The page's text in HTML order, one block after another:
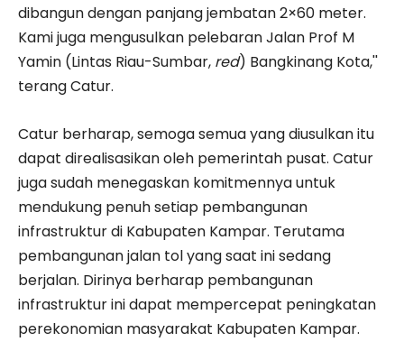
dibangun dengan panjang jembatan 2×60 meter.
Kami juga mengusulkan pelebaran Jalan Prof M
Yamin (Lintas Riau-Sumbar, red) Bangkinang Kota,''
terang Catur.
Catur berharap, semoga semua yang diusulkan itu
dapat direalisasikan oleh pemerintah pusat. Catur
juga sudah menegaskan komitmennya untuk
mendukung penuh setiap pembangunan
infrastruktur di Kabupaten Kampar. Terutama
pembangunan jalan tol yang saat ini sedang
berjalan. Dirinya berharap pembangunan
infrastruktur ini dapat mempercepat peningkatan
perekonomian masyarakat Kabupaten Kampar.